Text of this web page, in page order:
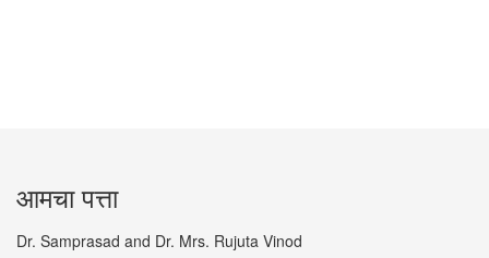
आमचा पत्ता
Dr. Samprasad and Dr. Mrs. Rujuta Vinod